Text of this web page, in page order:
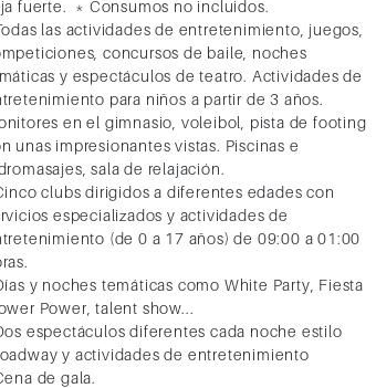
fuerte. * Consumos no incluidos.
las actividades de entretenimiento, juegos,
concursos de baile, noches
y espectáculos de teatro. Actividades de
para niños a partir de 3 años.
en el gimnasio, voleibol, pista de footing
unas impresionantes vistas. Piscinas e
sala de relajación.
clubs dirigidos a diferentes edades con
especializados y actividades de
(de 0 a 17 años) de 09:00 a 01:00
y noches temáticas como White Party, Fiesta
Power, talent show...
espectáculos diferentes cada noche estilo
y actividades de entretenimiento
de gala.